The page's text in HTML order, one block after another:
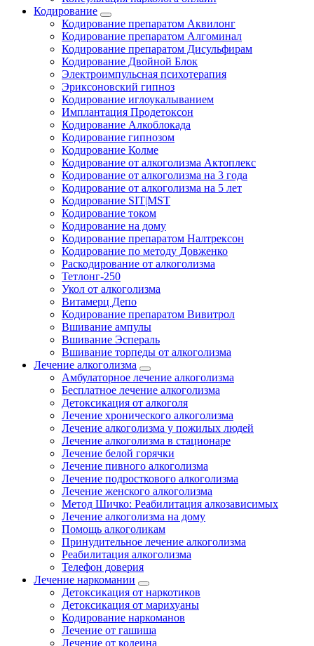
Кодирование
Кодирование препаратом Аквилонг
Кодирование препаратом Алгоминал
Кодирование препаратом Дисульфирам
Кодирование Двойной Блок
Электроимпульсная психотерапия
Эриксоновский гипноз
Кодирование иглоукалыванием
Имплантация Продетоксон
Кодирование Алкоблокада
Кодирование гипнозом
Кодирование Колме
Кодирование от алкоголизма Актоплекс
Кодирование от алкоголизма на 3 года
Кодирование от алкоголизма на 5 лет
Кодирование SIT|MST
Кодирование током
Кодирование на дому
Кодирование препаратом Налтрексон
Кодирование по методу Довженко
Раскодирование от алкоголизма
Тетлонг-250
Укол от алкоголизма
Витамерц Депо
Кодирование препаратом Вивитрол
Вшивание ампулы
Вшивание Эспераль
Вшивание торпеды от алкоголизма
Лечение алкоголизма
Амбулаторное лечение алкоголизма
Бесплатное лечение алкоголизма
Детоксикация от алкоголя
Лечение хронического алкоголизма
Лечение алкоголизма у пожилых людей
Лечение алкоголизма в стационаре
Лечение белой горячки
Лечение пивного алкоголизма
Лечение подросткового алкоголизма
Лечение женского алкоголизма
Метод Шичко: Реабилитация алкозависимых
Лечение алкоголизма на дому
Помощь алкоголикам
Принудительное лечение алкоголизма
Реабилитация алкоголизма
Телефон доверия
Лечение наркомании
Детоксикация от наркотиков
Детоксикация от марихуаны
Кодирование наркоманов
Лечение от гашиша
Лечение от кодеина